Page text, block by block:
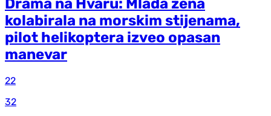
Drama na Hvaru: Mlada žena
kolabirala na morskim stijenama,
pilot helikoptera izveo opasan
manevar
22
32